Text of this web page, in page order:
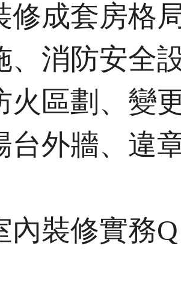
套房格局
、消防安全
劃、變更
台外牆、違
內裝修實務